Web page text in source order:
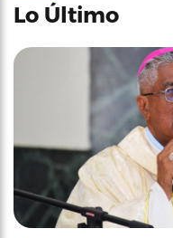
Lo Último